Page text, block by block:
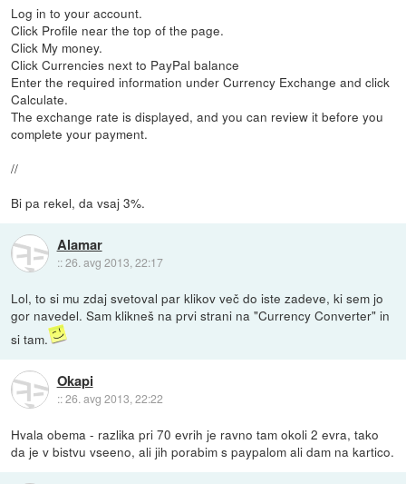
Log in to your account.
Click Profile near the top of the page.
Click My money.
Click Currencies next to PayPal balance
Enter the required information under Currency Exchange and click
Calculate.
The exchange rate is displayed, and you can review it before you
complete your payment.
//
Bi pa rekel, da vsaj 3%.
Alamar
::26. avg 2013, 22:17
Lol, to si mu zdaj svetoval par klikov več do iste zadeve, ki sem jo
gor navedel. Sam klikneš na prvi strani na "Currency Converter" in
si tam.
Okapi
::26. avg 2013, 22:22
Hvala obema - razlika pri 70 evrih je ravno tam okoli 2 evra, tako
da je v bistvu vseeno, ali jih porabim s paypalom ali dam na kartico.